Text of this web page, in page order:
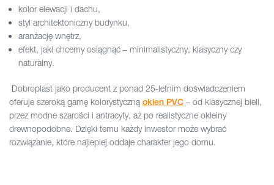
kolor elewacji i dachu,
styl architektoniczny budynku,
aranżację wnętrz,
efekt, jaki chcemy osiągnąć – minimalistyczny, klasyczny czy
naturalny.
Dobroplast jako producent z ponad 25-letnim doświadczeniem
oferuje szeroką gamę kolorystyczną okien PVC – od klasycznej bieli,
przez modne szarości i antracyty, aż po realistyczne okleiny
drewnopodobne. Dzięki temu każdy inwestor może wybrać
rozwiązanie, które najlepiej oddaje charakter jego domu.